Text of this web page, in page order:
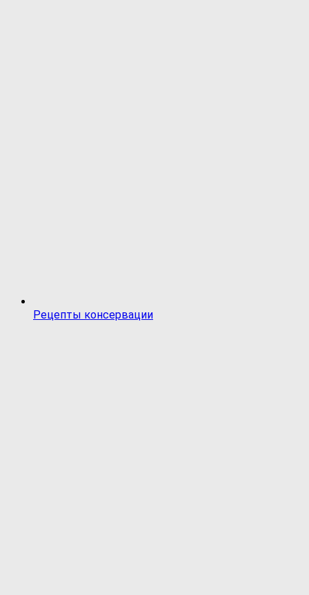
Рецепты консервации